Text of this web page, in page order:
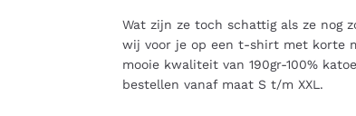
Wat zijn ze toch schattig als ze nog
wij voor je op een t-shirt met korte
mooie kwaliteit van 190gr-100%
bestellen vanaf maat S t/m XXL.